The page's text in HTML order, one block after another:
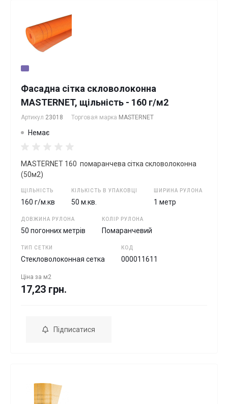
Фасадна сітка скловолоконна
MASTERNET, щільність - 160 г/м2
Артикул 23018 Торговая марка MASTERNET
Немає
MASTERNET 160 помаранчева cітка скловолоконна
(50м2)
ЩІЛЬНІСТЬ
160 г/м.кв
КІЛЬКІСТЬ В УПАКОВЦІ
50 м.кв.
ШИРИНА РУЛОНА
1 метр
ДОВЖИНА РУЛОНА
50 погонних метрів
КОЛІР РУЛОНА
Помаранчевий
ТИП СЕТКИ
Стекловолоконная сетка
КОД
000011611
Ціна за м2
17,23 грн.
Підписатися